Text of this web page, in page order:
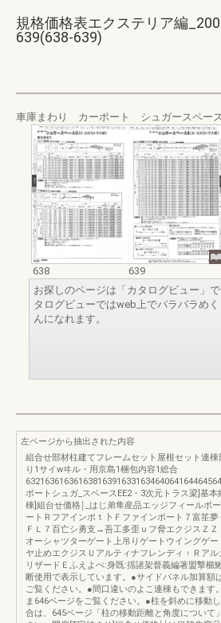
規格価格表エクステリア編
639(638-639)
車庫まわり カーポート シュガースペー
638
639
お探しのページは「カタログビュー」
タログビューではweb上でパラパラめ
んになれます。
左ページから抽出された内容
組合せ部材柱建てフレームセット屋根セット連棟
り1サイwヰル・用京島1梱包内容1総合
ポートシュガ_スベースEE2・3次元トラス梁]基本
棟]組台せ価格￨_はじ弟隼産品エッジフィールポ
ートＲフアインポｔ卜Ｆファインポート７富笙夢
ＦＬ７百亡シ勇支→吾工多歪ｕフ脅エクジスＺＺ
オーシャツターゲート上吊りゲートウイングゲー
ヤ止めエクジスＵアルティナフレンディ︲Ｒア
リザードＥふえよぺ:身既:揺諸架督義編著盟撃櫛
断使用で表示しています。●サイドパネル加算額
ご覧ください。●間口違いのよこ連棟もできます
ま646ベージをご覧ください。●柱を斜めに移動
合は、645ベージ「柱の移動距離と角度について